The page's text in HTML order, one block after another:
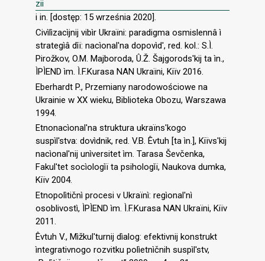
zii
i in. [dostęp: 15 września 2020].
Civìlìzacìjnij vibìr Ukraïni: paradigma osmislennâ ì
strategìâ dìï: nacìonal′na dopovìd′, red. kol.: S.Ì.
Pirožkov, O.M. Majboroda, Û.Ž. Šajgorods′kij ta ìn.,
ÌPÌEND ìm. Ì.F.Kurasa NAN Ukraïni, Kiïv 2016.
Eberhardt P., Przemiany narodowościowe na
Ukrainie w XX wieku, Biblioteka Obozu, Warszawa
1994.
Etnonacìonal′na struktura ukraïns′kogo
suspìl′stva: dovìdnik, red. V.B. Êvtuh [ta ìn.], Kiïvs′kij
nacìonal′nij unìversitet ìm. Tarasa Ševčenka,
Fakul′tet socìologìï ta psihologìï, Naukova dumka,
Kiïv 2004.
Etnopolìtičnì procesi v Ukraïnì: regìonal′nì
osoblivostì, ÌPÌEND ìm. Ì.F.Kurasa NAN Ukraïni, Kiïv
2011.
Êvtuh V., Mìžkul′turnij dìalog: efektivnij konstrukt
ìntegrativnogo rozvitku polìetnìčnih suspìl′stv,